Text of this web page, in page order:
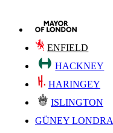
ENFIELD
HACKNEY
HARINGEY
ISLINGTON
GÜNEY LONDRA